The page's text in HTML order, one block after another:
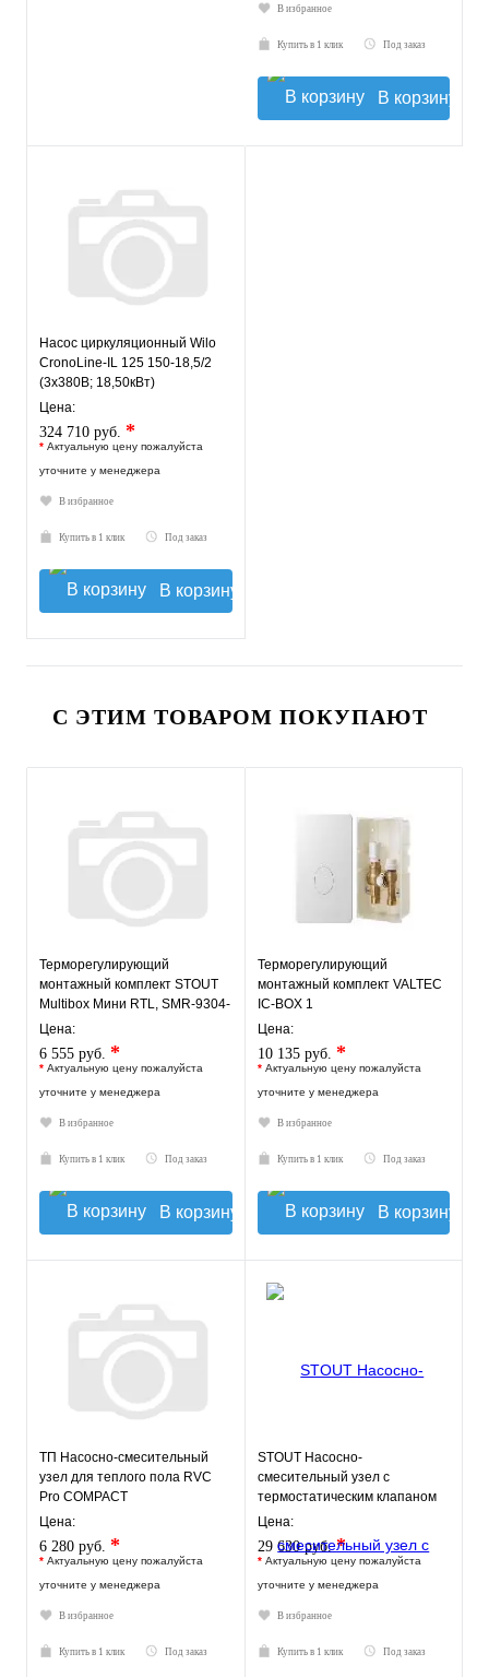
В избранное
Купить в 1 клик Под заказ
В корзину
Насос циркуляционный Wilo
CronoLine-IL 125 150-18,5/2
(3х380В; 18,50кВт)
Цена:
324 710 руб. *
* Актуальную цену пожалуйста
уточните у менеджера
В избранное
Купить в 1 клик Под заказ
В корзину
С ЭТИМ ТОВАРОМ ПОКУПАЮТ
Терморегулирующий
монтажный комплект STOUT
Multibox Мини RTL, SMR-9304-
135140
Цена:
6 555 руб. *
* Актуальную цену пожалуйста
уточните у менеджера
В избранное
Купить в 1 клик Под заказ
В корзину
Терморегулирующий
монтажный комплект VALTEC
IC-BOX 1
Цена:
10 135 руб. *
* Актуальную цену пожалуйста
уточните у менеджера
В избранное
Купить в 1 клик Под заказ
В корзину
ТП Насосно-смесительный
узел для теплого пола RVC
Pro COMPACT
Цена:
6 280 руб. *
* Актуальную цену пожалуйста
уточните у менеджера
В избранное
Купить в 1 клик Под заказ
STOUT Насосно-
смесительный узел с
термостатическим клапаном
30-60°C, с насосом UPSO 25-
Цена:
29 630 руб.*
* Актуальную цену пожалуйста
уточните у менеджера
В избранное
Купить в 1 клик Под заказ